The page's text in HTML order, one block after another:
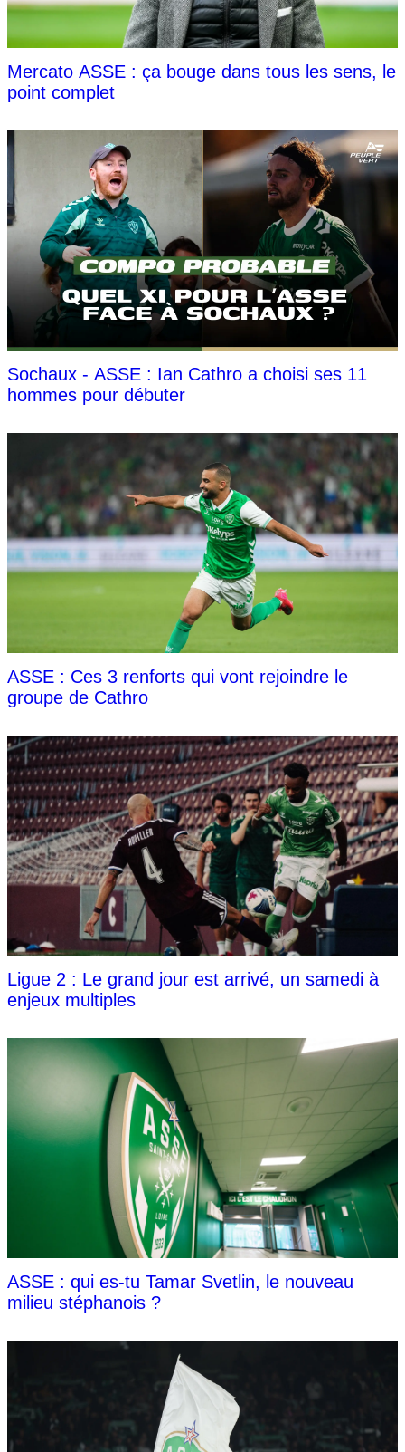
Mercato ASSE : ça bouge dans tous les sens, le
point complet
Sochaux - ASSE : Ian Cathro a choisi ses 11
hommes pour débuter
ASSE : Ces 3 renforts qui vont rejoindre le
groupe de Cathro
Ligue 2 : Le grand jour est arrivé, un samedi à
enjeux multiples
ASSE : qui es-tu Tamar Svetlin, le nouveau
milieu stéphanois ?